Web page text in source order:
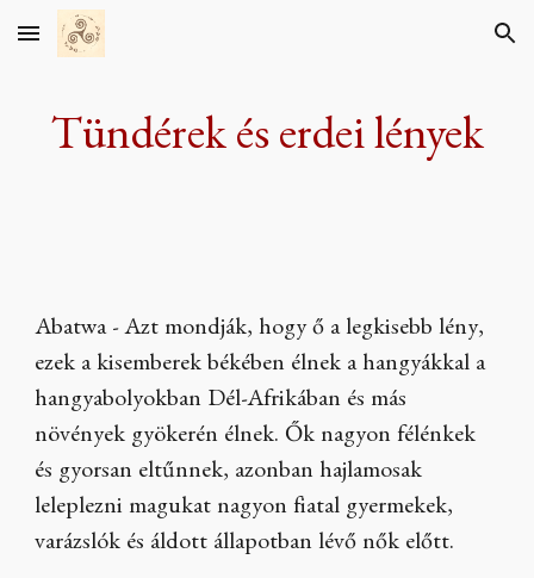
Skip to main content Skip to navigation
Tündérek és erdei lények
Abatwa - Azt mondják, hogy ő a legkisebb lény,
ezek a kisemberek békében élnek a hangyákkal a
hangyabolyokban Dél-Afrikában és más
növények gyökerén élnek. Ők nagyon félénkek
és gyorsan eltűnnek, azonban hajlamosak
leleplezni magukat nagyon fiatal gyermekek,
varázslók és áldott állapotban lévő nők előtt.